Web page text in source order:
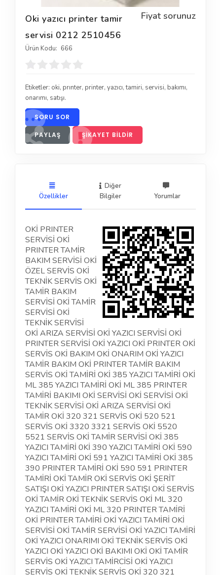
Fiyat sorunuz
Oki yazıcı printer tamir
servisi 0212 2510456
Ürün Kodu: 666
Etiketler: oki, prınter, printer, yazıcı,tamiri, servisi, bakımı,
onarımı, satışı.
SORU SOR
PAYLAŞ ŞIKAYET BILDIR
Özellikler
Diğer
Bilgiler
Yorumlar
OKİ PRINTER
SERVİSİ OKİ
PRINTER TAMİR
BAKIM SERVİSİ OKİ
ÖZEL SERVİS OKİ
TEKNİK SERVİS OKİ
TAMİR BAKIM
SERVİSİ OKİ TAMİR
SERVİSİ OKİ
TEKNİK SERVİSİ
OKİ ARIZA SERVİSİ OKİ YAZICI SERVİSİ OKİ
PRINTER SERVİSİ OKİ YAZICI OKİ PRINTER OKİ
SERVİS OKİ BAKIM OKİ ONARIM OKİ YAZICI
TAMİR BAKIM OKİ PRINTER TAMİR BAKIM
SERVİS OKİ TAMİRİ OKİ 385 YAZICI TAMİRİ OKİ
ML 385 YAZICI TAMİRİ OKİ ML 385 PRINTER
TAMİRİ BAKIMI OKİ SERVİSİ OKİ SERVİSİ OKİ
TEKNİK SERVİSİ OKİ ARIZA SERVİSİ OKİ
TAMİR OKİ 320 321 SERVİS OKİ 520 521
SERVİS OKİ 3320 3321 SERVİS OKİ 5520
5521 SERVİS OKİ TAMİR SERVİSİ OKİ 385
YAZICI TAMİRİ 0Kİ 390 YAZICI TAMİRİ OKİ 590
YAZICI TAMİRİ OKİ 591 YAZICI TAMİRİ OKİ 385
390 PRINTER TAMİRİ OKİ 590 591 PRINTER
TAMİRİ OKİ TAMİR OKİ SERVİS OKİ ŞERİT
SATIŞI OKİ YAZICI PRINTER SATIŞI OKİ SERVİS
OKİ TAMİR OKİ TEKNİK SERVİS OKİ ML 320
YAZICI TAMİRİ OKİ ML 320 PRINTER TAMİRİ
OKİ PRINTER TAMİRİ OKİ YAZICI TAMİRİ OKİ
SERVİSİ OKİ TAMİR SERVİSİ OKİ YAZICI TAMİRİ
OKİ YAZICI ONARIMI OKİ TEKNİK SERVİS OKİ
YAZICI OKİ YAZICI OKİ BAKIMI OKİ OKİ TAMİR
SERVİS OKİ YAZICI TAMİRCİSİ OKİ YAZICI
SERVİS OKİ TEKNİK SERVİS OKİ 320 321